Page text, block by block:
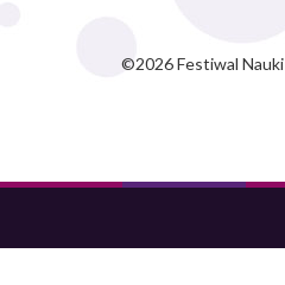
©2026 Festiwal Nauki